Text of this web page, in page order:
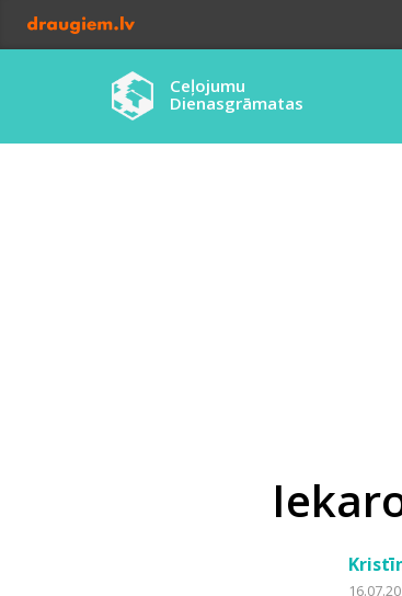
Ceļojumu
Dienasgrāmatas